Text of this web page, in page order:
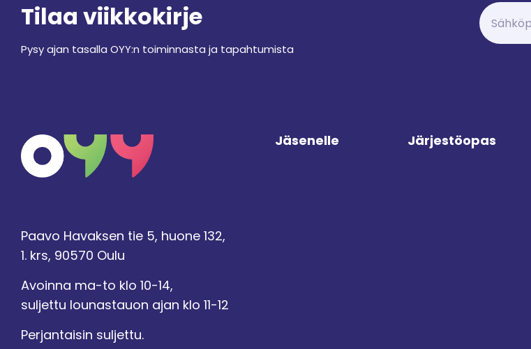
Tilaa viikkokirje
Pysy ajan tasalla OYY:n toiminnasta ja tapahtumista
Jäsenelle Järjestöopas
Paavo Havaksen tie 5, huone 132,
1. krs, 90570 Oulu
Avoinna ma-to klo 10-14,
suljettu lounastauon ajan klo 11-12
Perjantaisin suljettu.